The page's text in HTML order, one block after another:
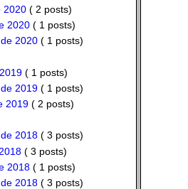
2020( 2 posts)
2020( 1 posts)
2020( 1 posts)
( 1 posts)
2019( 1 posts)
2019( 2 posts)
2018( 3 posts)
( 3 posts)
2018( 1 posts)
2018( 3 posts)